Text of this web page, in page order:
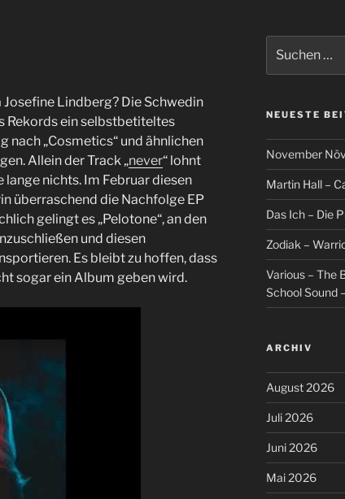
Josefine Lindberg? Die Schwedin
Rekords ein selbstbetiteltes
nach „Cosmetics“ und ähnlichen
Allein der Track „never“ lohnt
nichts. Im Februar diesen
überraschend die Nachfolge EP
gelingt es „Pelotone“, an den
und diesen
Es bleibt zu hoffen, dass
sogar ein Album geben wird.
nach:
NEUESTE
November
Martin Hall –
Das Ich – Die
Zodiak –
Various – The
School Sound
ARCHIV
August 2026
Juli 2026
Juni 2026
Mai 2026